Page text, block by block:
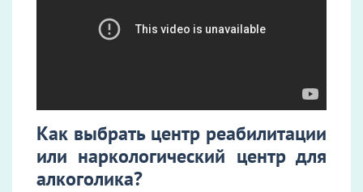
Как выбрать центр реабилитации
или наркологический центр для
алкоголика?